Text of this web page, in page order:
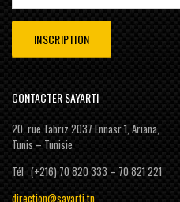
CONTACTER SAYARTI
20, rue Tabriz 2037 Ennasr 1, Ariana,
Tunis – Tunisie
Tél : (+216) 70 820 333 – 70 821 221
direction@sayarti.tn